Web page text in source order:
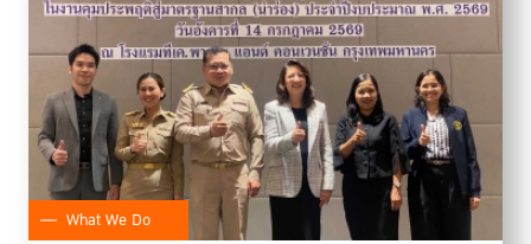
What We Do